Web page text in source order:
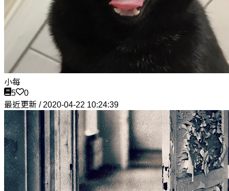
小每
5
0
最近更新 / 2020-04-22 10:24:39